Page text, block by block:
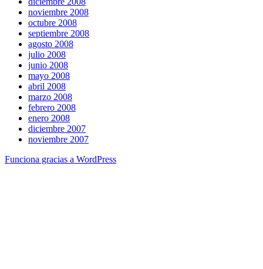
noviembre 2008
octubre 2008
septiembre 2008
agosto 2008
julio 2008
junio 2008
mayo 2008
abril 2008
marzo 2008
febrero 2008
enero 2008
diciembre 2007
noviembre 2007
Funciona gracias a WordPress